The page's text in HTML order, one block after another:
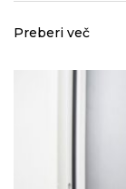
Preberi več